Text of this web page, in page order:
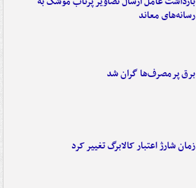
رسانه‌های معاند
برق پرمصرف‌ها گران شد
زمان شارژ اعتبار کالابرگ تغییر کرد